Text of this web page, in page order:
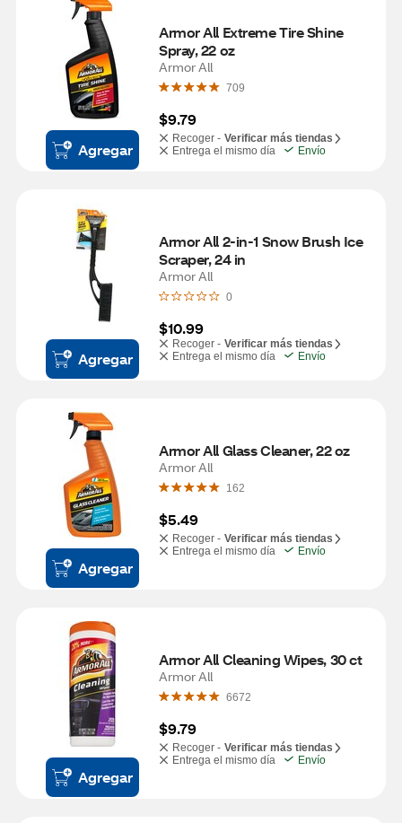
Agregar
Armor All Extreme Tire Shine
Spray, 22 oz
Armor All
709
$9.79
Recoger - Verificar más tiendas
Entrega el mismo día
Envío
Agregar
Armor All 2-in-1 Snow Brush Ice
Scraper, 24 in
Armor All
0
$10.99
Recoger - Verificar más tiendas
Entrega el mismo día
Envío
Agregar
Armor All Glass Cleaner, 22 oz
Armor All
162
$5.49
Recoger - Verificar más tiendas
Entrega el mismo día
Envío
Agregar
Armor All Cleaning Wipes, 30 ct
Armor All
6672
$9.79
Recoger - Verificar más tiendas
Entrega el mismo día
Envío